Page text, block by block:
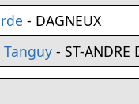
- DAGNEUX
Tanguy - ST-ANDRE